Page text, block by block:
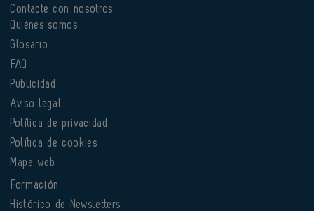
Contacte con nosotros
Quiénes somos
Glosario
FAQ
Publicidad
Aviso legal
Política de privacidad
Política de cookies
Mapa web
Formación
Histórico de Newsletters